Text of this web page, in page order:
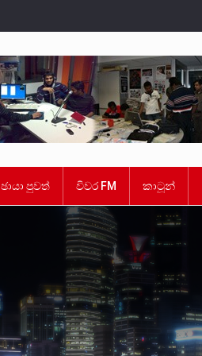
ඡායා පුවත් විවර FM කාටූන්